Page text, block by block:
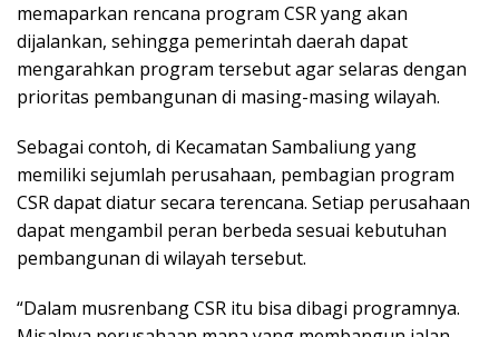
memaparkan rencana program CSR yang akan
dijalankan, sehingga pemerintah daerah dapat
mengarahkan program tersebut agar selaras dengan
prioritas pembangunan di masing-masing wilayah.
Sebagai contoh, di Kecamatan Sambaliung yang
memiliki sejumlah perusahaan, pembagian program
CSR dapat diatur secara terencana. Setiap perusahaan
dapat mengambil peran berbeda sesuai kebutuhan
pembangunan di wilayah tersebut.
“Dalam musrenbang CSR itu bisa dibagi programnya.